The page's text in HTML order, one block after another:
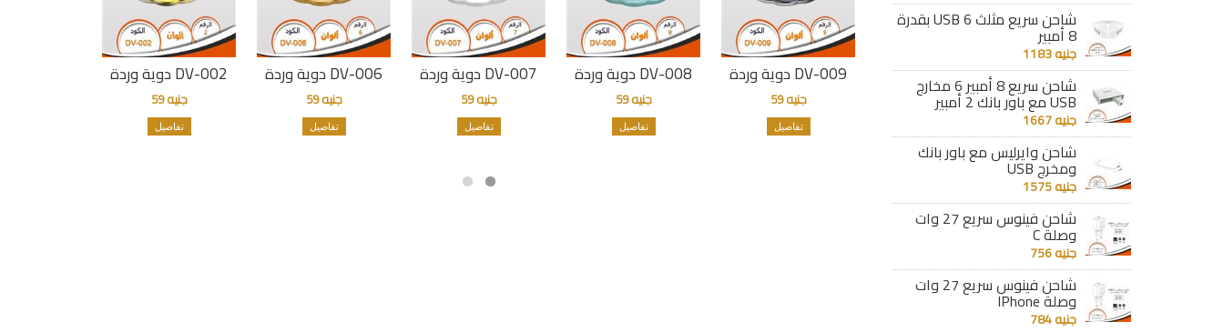
شاحن سريع مثلث 6 USB بقدرة
8 أمبير
جنيه 1183
شاحن سريع 8 أمبير 6 مخارج
USB مع باور بانك 2 أمبير
جنيه 1667
شاحن وايرليس مع باور بانك
ومخرج USB
جنيه 1575
شاحن فينوس سريع 27 وات
وصلة C
جنيه 756
شاحن فينوس سريع 27 وات
وصلة IPhone
جنيه 784
دوية وردة DV-002
جنيه 59
تفاصيل
دوية وردة DV-006
جنيه 59
تفاصيل
دوية وردة DV-007
جنيه 59
تفاصيل
دوية وردة DV-008
جنيه 59
تفاصيل
دوية وردة DV-009
جنيه 59
تفاصيل
دوية وردة DV-010
جنيه 59
دوية وردة DV-004
جنيه 70
تفاصيل